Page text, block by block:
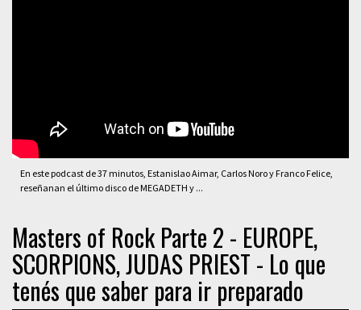
En este podcast de 37 minutos, Estanislao Aimar, Carlos Noro y Franco Felice,
reseñanan el último disco de MEGADETH y ...
Masters of Rock Parte 2 - EUROPE,
SCORPIONS, JUDAS PRIEST - Lo que
tenés que saber para ir preparado